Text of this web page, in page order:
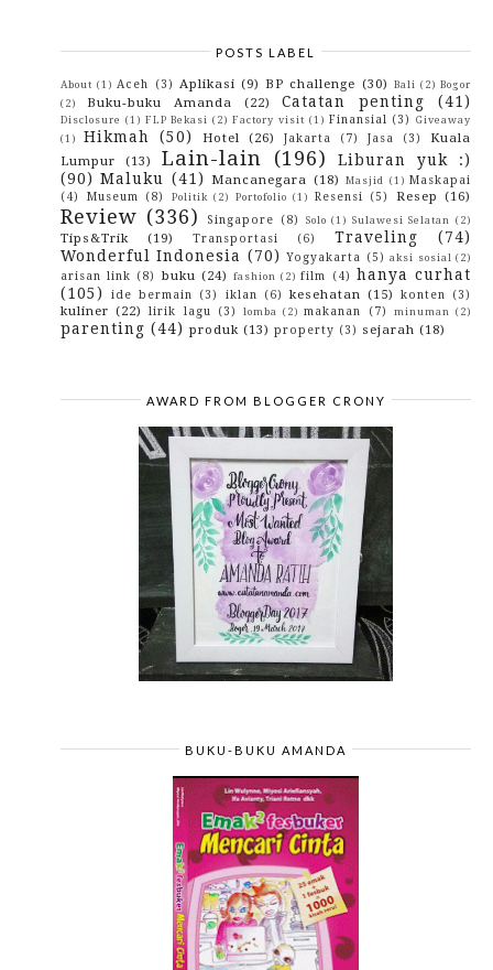
Tips Memberikan Susu Anak yang Tepat dan
Bagaimana Cara Mengecilkan Pori-Pori Di Wajah?
Neng Lisojung, Bogger Yang Bercita-cita Ingin Ke J...
Anak Kurus, Salah Ibu Kah?
Motivasi Bisnis Paling Keren Untuk Remaja
►September(17)
► August(14)
►July(18)
►June(22)
►May (20)
► April(10)
► March(1)
►February (2)
►January (7)
2015(10)
► (4)
POSTS LABEL
About (1) Aceh (3) Aplikasi (9) BP challenge (30) Bali (2) Bogor
(2)
Buku-buku Amanda (22) Catatan penting (41)
Disclosure (1) FLP Bekasi (2) Factory visit (1) Finansial (3)
Giveaway
(1)
Hikmah (50) Hotel (26) Jakarta (7) Jasa (3)
Kuala
Lumpur
(13) Lain-lain (196)
Liburan yuk :)
(90) Maluku (41) Mancanegara (18) Masjid (1) Maskapai
(4)
Museum (8) Politik (2) Portofolio (1) Resensi (5) Resep (16)
Review (336) Singapore (8) Solo (1) Sulawesi Selatan (2)
Tips&Trik (19) Transportasi (6) Traveling
(74)
Wonderful Indonesia (70) Yogyakarta (5) aksi sosial (2)
arisan link (8) buku (24) fashion (2) film (4) hanya curhat
(105)
ide bermain (3) iklan (6) kesehatan (15) konten (3)
kuliner (22) lirik lagu (3) lomba (2) makanan (7) minuman (2)
parenting (44) produk (13) property (3) sejarah (18)
AWARD FROM BLOGGER CRONY
BUKU-BUKU AMANDA